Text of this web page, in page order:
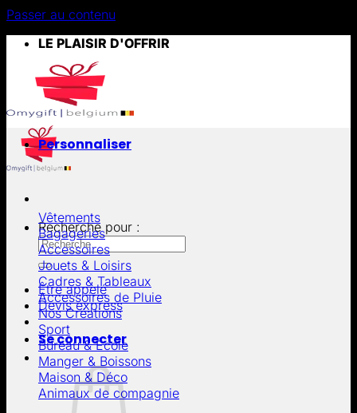
Passer au contenu
LE PLAISIR D'OFFRIR
Recherche pour :
Être appelé
Devis express
Se connecter
Personnaliser
Vêtements
Bagageries
Accessoires
Jouets & Loisirs
Cadres & Tableaux
Accessoires de Pluie
Nos Créations
Sport
Bureau & École
Manger & Boissons
Maison & Déco
Animaux de compagnie